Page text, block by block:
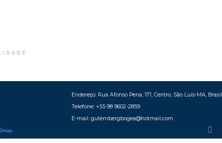
Endereço: Rua Afonso Pena, 171, Centro, São Luís-MA, Brasil
Telefone: +55 98 9602-2859
E-mail: gutembergbogea@hotmail.com